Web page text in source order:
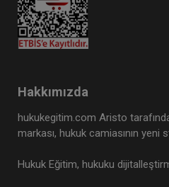
Hakkımızda
hukukegitim.com Aristo
markası, hukuk camiasının yeni
Hukuk Eğitim, hukuku